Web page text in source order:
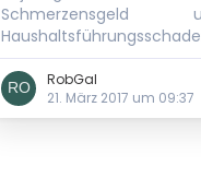
RobGal
21. März 2017 um 09:37